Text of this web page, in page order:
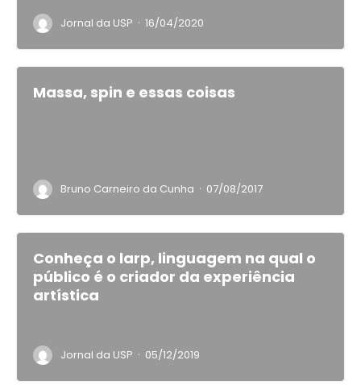
Jornal da USP · 16/04/2020
Massa, spin e essas coisas
Bruno Carneiro da Cunha · 07/08/2017
Conheça o larp, linguagem na qual o
público é o criador da experiência
artística
Jornal da USP · 05/12/2019